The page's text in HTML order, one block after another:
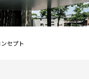
セプト